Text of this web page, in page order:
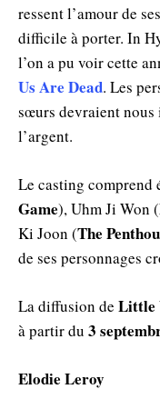
ressent l’amour de
difficile à porter. In
l’on a pu voir cette
Us Are Dead. Les
sœurs devraient
l’argent.
Le casting comprend
Game), Uhm Ji Won (
Ki Joon (The
de ses personnages
La diffusion de Little
à partir du 3
Elodie Leroy